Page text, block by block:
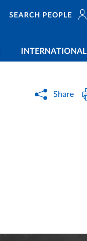
SEARCH PEOPLE
INTERNATIONAL
Share